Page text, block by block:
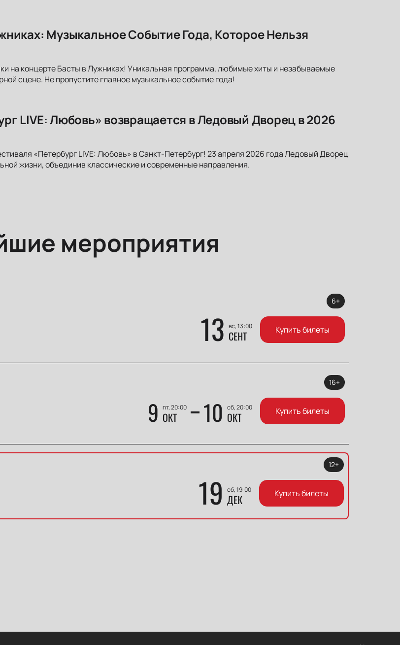
Музыкальное Событие Года, Которое Нельзя
на концерте Басты в Лужниках! Уникальная программа, любимые хиты и незабываемые
сцене. Не пропустите главное музыкальное событие года!
LIVE: Любовь» возвращается в Ледовый Дворец в 2026
«Петербург LIVE: Любовь» в Санкт-Петербург! 23 апреля 2026 года Ледовый Дворец
жизни, объединив классические и современные направления.
мероприятия
13 вс, 13:00
СЕНТ
6+
Купить билеты
9 пт, 20:00
ОКТ 10 сб, 20:00
ОКТ
16+
Купить билеты
19 сб, 19:00
ДЕК
12+
Купить билеты